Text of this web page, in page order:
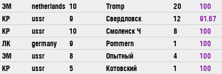
ЭМ netherlands 10 Tromp 20
100
КР
ussr 9 Свердловск 12
91.67
КР
ussr 10 Смоленск Ч 8
100
ЛК
germany 9 Pommern 1
100
ЭМ
ussr 8 Опытный 4
100
КР
ussr 5 Котовский 1
100